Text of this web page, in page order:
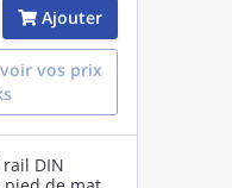
Ajouter
vos prix